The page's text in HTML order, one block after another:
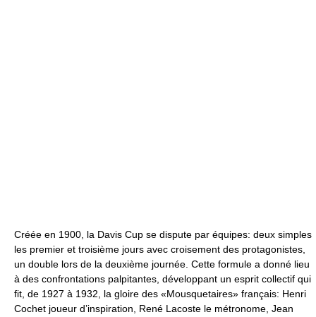
Créée en 1900, la Davis Cup se dispute par équipes: deux simples
les premier et troisième jours avec croisement des protagonistes,
un double lors de la deuxième journée. Cette formule a donné lieu
à des confrontations palpitantes, développant un esprit collectif qui
fit, de 1927 à 1932, la gloire des «Mousquetaires» français: Henri
Cochet joueur d’inspiration, René Lacoste le métronome, Jean